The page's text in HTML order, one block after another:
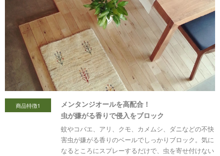
商品特徴1
メンタンジオールを高配合！
虫が嫌がる香りで侵入をブロック
蚊やコバエ、アリ、クモ、カメムシ、ダニなどの不快
害虫が嫌がる香りのベールでしっかりブロック。気に
なるところにスプレーするだけで、虫を寄せ付けない